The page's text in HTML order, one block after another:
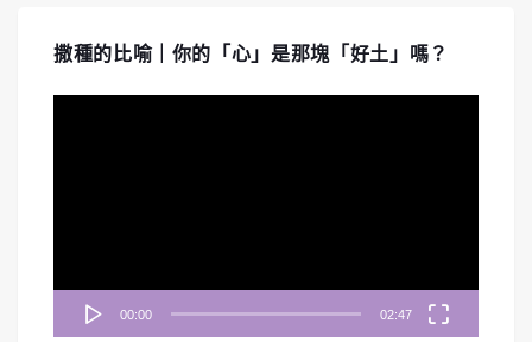
撒種的比喻｜你的「心」是那塊「好土」嗎？
00:00 02:47